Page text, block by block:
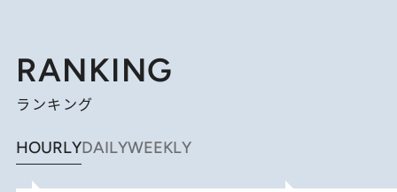
RANKING
ランキング
HOURLYDAILYWEEKLY